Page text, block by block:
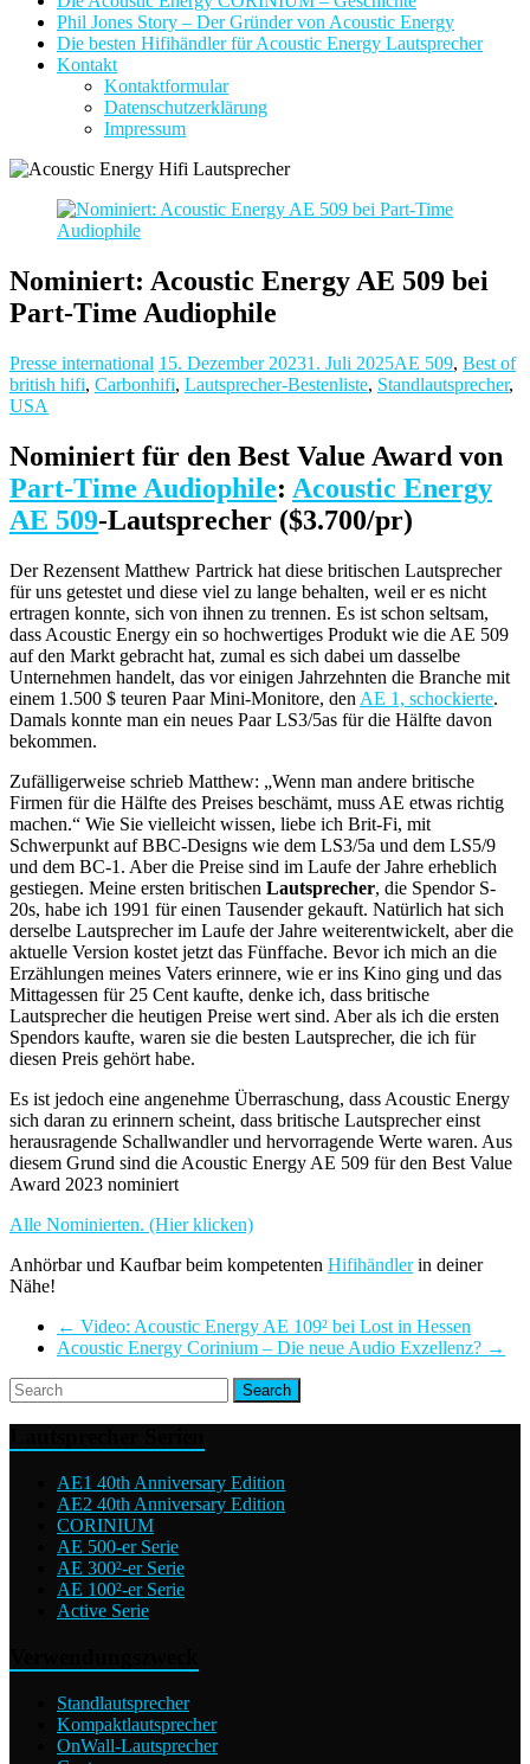
Phil Jones Story – Der Gründer von Acoustic Energy
Die besten Hifihändler für Acoustic Energy Lautsprecher
Kontakt
Kontaktformular
Datenschutzerklärung
Impressum
Nominiert: Acoustic Energy AE 509 bei
Part-Time Audiophile
Presse international 15. Dezember 20231. Juli 2025AE 509, Best of
british hifi, Carbonhifi, Lautsprecher-Bestenliste, Standlautsprecher,
USA
Nominiert für den Best Value Award von
Part-Time Audiophile: Acoustic Energy
AE 509-Lautsprecher ($3.700/pr)
Der Rezensent Matthew Partrick hat diese britischen Lautsprecher
für uns getestet und diese viel zu lange behalten, weil er es nicht
ertragen konnte, sich von ihnen zu trennen. Es ist schon seltsam,
dass Acoustic Energy ein so hochwertiges Produkt wie die AE 509
auf den Markt gebracht hat, zumal es sich dabei um dasselbe
Unternehmen handelt, das vor einigen Jahrzehnten die Branche mit
einem 1.500 $ teuren Paar Mini-Monitore, den AE 1, schockierte.
Damals konnte man ein neues Paar LS3/5as für die Hälfte davon
bekommen.
Zufälligerweise schrieb Matthew: „Wenn man andere britische
Firmen für die Hälfte des Preises beschämt, muss AE etwas richtig
machen.“ Wie Sie vielleicht wissen, liebe ich Brit-Fi, mit
Schwerpunkt auf BBC-Designs wie dem LS3/5a und dem LS5/9
und dem BC-1. Aber die Preise sind im Laufe der Jahre erheblich
gestiegen. Meine ersten britischen Lautsprecher, die Spendor S-
20s, habe ich 1991 für einen Tausender gekauft. Natürlich hat sich
derselbe Lautsprecher im Laufe der Jahre weiterentwickelt, aber die
aktuelle Version kostet jetzt das Fünffache. Bevor ich mich an die
Erzählungen meines Vaters erinnere, wie er ins Kino ging und das
Mittagessen für 25 Cent kaufte, denke ich, dass britische
Lautsprecher die heutigen Preise wert sind. Aber als ich die ersten
Spendors kaufte, waren sie die besten Lautsprecher, die ich für
diesen Preis gehört habe.
Es ist jedoch eine angenehme Überraschung, dass Acoustic Energy
sich daran zu erinnern scheint, dass britische Lautsprecher einst
herausragende Schallwandler und hervorragende Werte waren. Aus
diesem Grund sind die Acoustic Energy AE 509 für den Best Value
Award 2023 nominiert
Alle Nominierten. (Hier klicken)
Anhörbar und Kaufbar beim kompetenten Hifihändlerin deiner
Nähe!
← Video: Acoustic Energy AE 109² bei Lost in Hessen
Acoustic Energy Corinium – Die neue Audio Exzellenz? →
AE1 40th Anniversary Edition
AE2 40th Anniversary Edition
CORINIUM
AE 500-er Serie
AE 300²-er Serie
AE 100²-er Serie
Active Serie
Standlautsprecher
Kompaktlautsprecher
OnWall-Lautsprecher